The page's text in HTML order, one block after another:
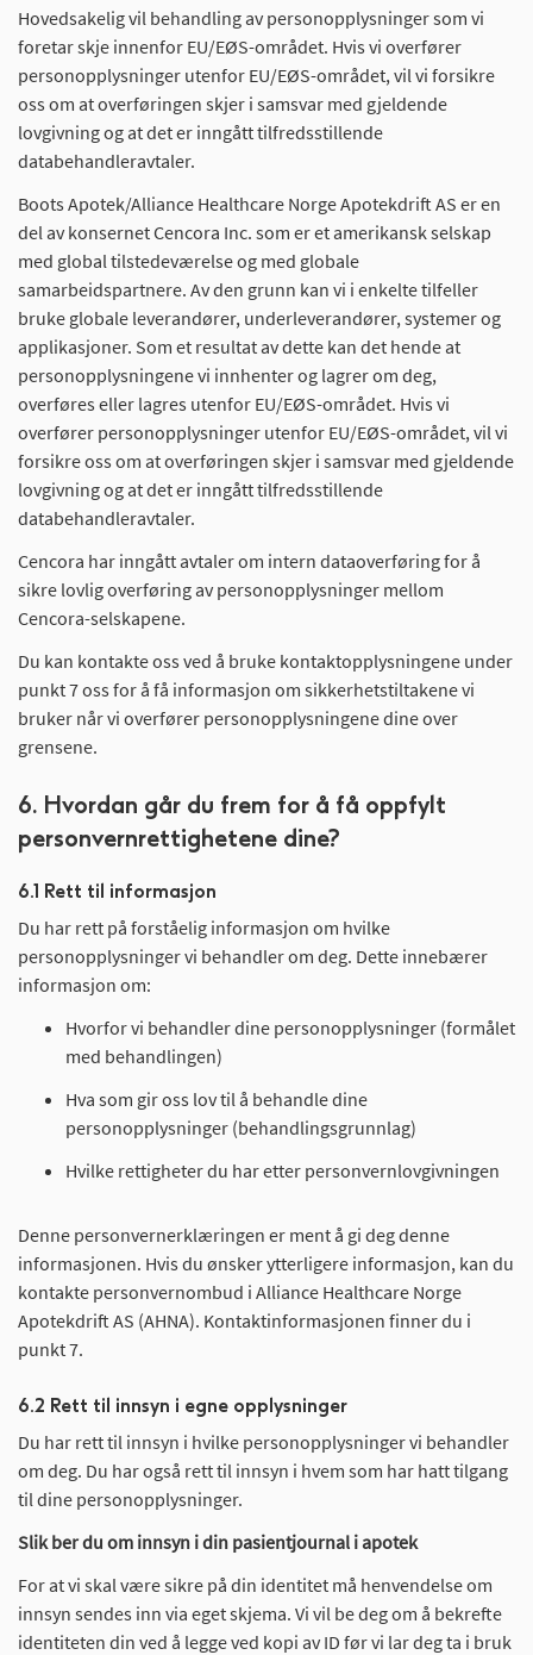
Hovedsakelig vil behandling av personopplysninger som vi
foretar skje innenfor EU/EØS-området. Hvis vi overfører
personopplysninger utenfor EU/EØS-området, vil vi forsikre
oss om at overføringen skjer i samsvar med gjeldende
lovgivning og at det er inngått tilfredsstillende
databehandleravtaler.
Boots Apotek/Alliance Healthcare Norge Apotekdrift AS er en
del av konsernet Cencora Inc. som er et amerikansk selskap
med global tilstedeværelse og med globale
samarbeidspartnere. Av den grunn kan vi i enkelte tilfeller
bruke globale leverandører, underleverandører, systemer og
applikasjoner. Som et resultat av dette kan det hende at
personopplysningene vi innhenter og lagrer om deg,
overføres eller lagres utenfor EU/EØS-området. Hvis vi
overfører personopplysninger utenfor EU/EØS-området, vil vi
forsikre oss om at overføringen skjer i samsvar med gjeldende
lovgivning og at det er inngått tilfredsstillende
databehandleravtaler.
Cencora har inngått avtaler om intern dataoverføring for å
sikre lovlig overføring av personopplysninger mellom
Cencora-selskapene.
Du kan kontakte oss ved å bruke kontaktopplysningene under
punkt 7 oss for å få informasjon om sikkerhetstiltakene vi
bruker når vi overfører personopplysningene dine over
grensene.
6. Hvordan går du frem for å få oppfylt
personvernrettighetene dine?
6.1 Rett til informasjon
Du har rett på forståelig informasjon om hvilke
personopplysninger vi behandler om deg. Dette innebærer
informasjon om:
Hvorfor vi behandler dine personopplysninger (formålet
med behandlingen)
Hva som gir oss lov til å behandle dine
personopplysninger (behandlingsgrunnlag)
Hvilke rettigheter du har etter personvernlovgivningen
Denne personvernerklæringen er ment å gi deg denne
informasjonen. Hvis du ønsker ytterligere informasjon, kan du
kontakte personvernombud i Alliance Healthcare Norge
Apotekdrift AS (AHNA). Kontaktinformasjonen finner du i
punkt 7.
6.2 Rett til innsyn i egne opplysninger
Du har rett til innsyn i hvilke personopplysninger vi behandler
om deg. Du har også rett til innsyn i hvem som har hatt tilgang
til dine personopplysninger.
Slik ber du om innsyn i din pasientjournal i apotek
For at vi skal være sikre på din identitet må henvendelse om
innsyn sendes inn via eget skjema. Vi vil be deg om å bekrefte
identiteten din ved å legge ved kopi av ID før vi lar deg ta i bruk